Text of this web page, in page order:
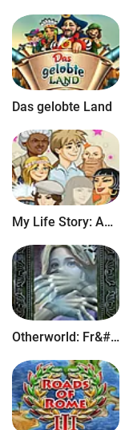
Das gelobte Land
My Life Story: Abenteuer
Otherworld: Fr&#252;hling der Schatten Sammleredition